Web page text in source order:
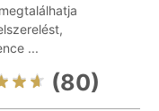
...
(80)